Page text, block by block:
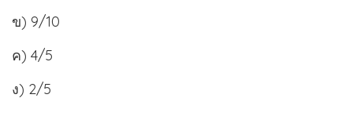
ข) 9/10
ค) 4/5
ง) 2/5